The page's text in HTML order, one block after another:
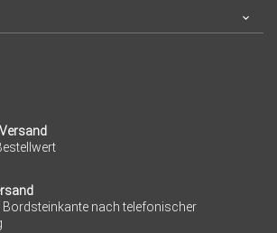
Bordsteinkante nach telefonischer